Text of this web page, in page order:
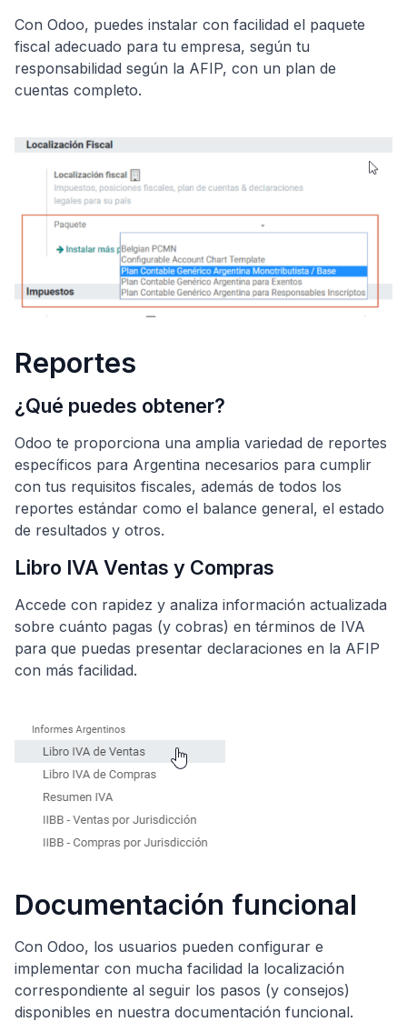
Con Odoo, puedes instalar con facilidad el paquete
fiscal adecuado para tu empresa, según tu
responsabilidad según la AFIP, con un plan de
cuentas completo.
Reportes
¿Qué puedes obtener?
Odoo te proporciona una amplia variedad de reportes
específicos para Argentina necesarios para cumplir
con tus requisitos fiscales, además de todos los
reportes estándar como el balance general, el estado
de resultados y otros.
Libro IVA Ventas y Compras
Accede con rapidez y analiza información actualizada
sobre cuánto pagas (y cobras) en términos de IVA
para que puedas presentar declaraciones en la AFIP
con más facilidad.
Documentación funcional
Con Odoo, los usuarios pueden configurar e
implementar con mucha facilidad la localización
correspondiente al seguir los pasos (y consejos)
disponibles en nuestra documentación funcional.